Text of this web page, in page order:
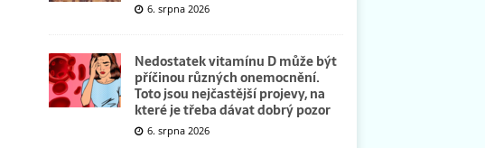
6. srpna 2026
Nedostatek vitamínu D může být
příčinou různých onemocnění.
Toto jsou nejčastější projevy, na
které je třeba dávat dobrý pozor
6. srpna 2026